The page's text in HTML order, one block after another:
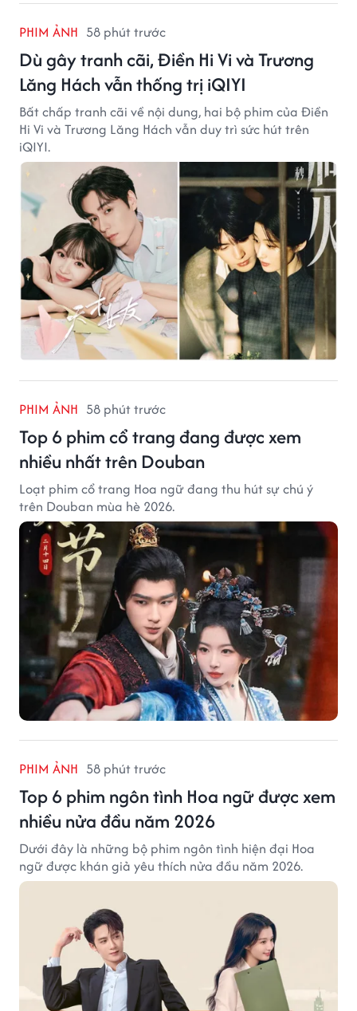
PHIM ẢNH 58 phút trước
Dù gây tranh cãi, Điền Hi Vi và Trương
Lăng Hách vẫn thống trị iQIYI
Bất chấp tranh cãi về nội dung, hai bộ phim của Điền
Hi Vi và Trương Lăng Hách vẫn duy trì sức hút trên
iQIYI.
PHIM ẢNH 58 phút trước
Top 6 phim cổ trang đang được xem
nhiều nhất trên Douban
Loạt phim cổ trang Hoa ngữ đang thu hút sự chú ý
trên Douban mùa hè 2026.
PHIM ẢNH 58 phút trước
Top 6 phim ngôn tình Hoa ngữ được xem
nhiều nửa đầu năm 2026
Dưới đây là những bộ phim ngôn tình hiện đại Hoa
ngữ được khán giả yêu thích nửa đầu năm 2026.